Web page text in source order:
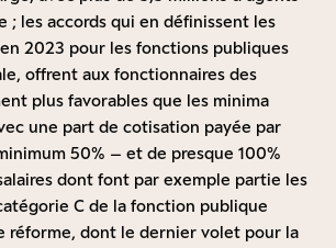
; les accords qui en définissent les
2023 pour les fonctions publiques
offrent aux fonctionnaires des
plus favorables que les minima
une part de cotisation payée par
50% – et de presque 100%
dont font par exemple partie les
C de la fonction publique
réforme, dont le dernier volet pour la